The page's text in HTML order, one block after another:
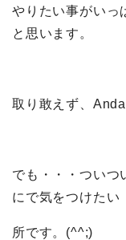
やりたい事がいっ
と思います。
取り敢えず、
でも・・・ついつ
にで気をつけたい
所です。(^^;)